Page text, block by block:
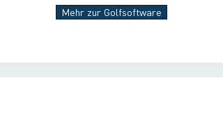
Mehr zur Golfsoftware